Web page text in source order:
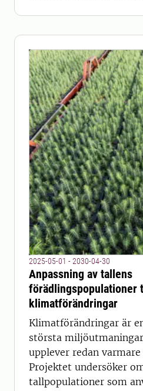
2025-05-01 - 2030-04-30
Anpassning av tallens
förädlingspopulationer
klimatförändringar
Klimatförändringar är
största
upplever redan
Projektet undersöker
tallpopulationer som